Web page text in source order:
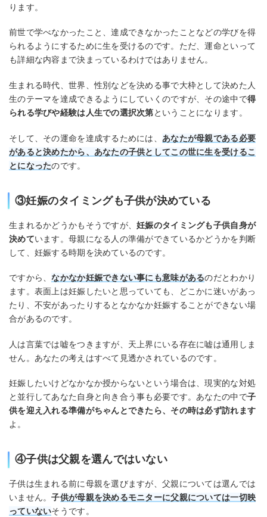
ります。
前世で学べなかったこと、達成できなかったことなどの学びを得
られるようにするために生を受けるのです。ただ、運命といって
も詳細な内容まで決まっているわけではありません。
生まれる時代、世界、性別などを決める事で大枠として決めた人
生のテーマを達成できるようにしていくのですが、その途中で得
られる学びや経験は人生での選択次第ということになります。
そして、その運命を達成するためには、 あなたが母親である必要
があると決めたから、あなたの子供としてこの世に生を受けるこ
とになったのです。
③妊娠のタイミングも子供が決めている
生まれるかどうかもそうですが、妊娠のタイミングも子供自身が
決めています。母親になる人の準備ができているかどうかを判断
して、妊娠する時期を決めているのです。
ですから、なかなか妊娠できない事にも意味があるのだとわかり
ます。表面上は妊娠したいと思っていても、どこかに迷いがあっ
たり、不安があったりするとなかなか妊娠することができない場
合があるのです。
人は言葉では嘘をつきますが、天上界にいる存在に嘘は通用しま
せん。あなたの考えはすべて見透かされているのです。
妊娠したいけどなかなか授からないという場合は、現実的な対処
と並行してあなた自身と向き合う事も必要です。あなたの中で子
供を迎え入れる準備がちゃんとできたら、その時は必ず訪れます
よ。
④子供は父親を選んではいない
子供は生まれる前に母親を選びますが、父親については選んでは
いません。子供が母親を決めるモニターに父親については一切映
っていないそうです。